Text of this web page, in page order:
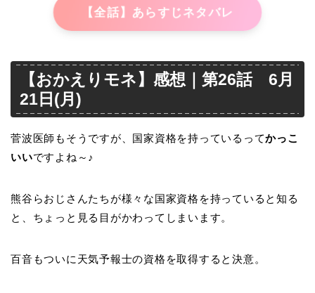
【全話】あらすじネタバレ
【おかえりモネ】感想｜第26話 6月
21日(月)
菅波医師もそうですが、国家資格を持っているってかっこ
いいですよね～♪
熊谷らおじさんたちが様々な国家資格を持っていると知る
と、ちょっと見る目がかわってしまいます。
百音もついに天気予報士の資格を取得すると決意。